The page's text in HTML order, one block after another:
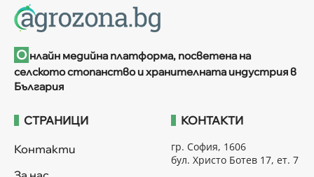
О нлайн медийна платформа, посветена на
селското стопанство и хранителната индустрия в
България
СТРАНИЦИ
Контакти
КОНТАКТИ
гр. София, 1606
бул. Христо Ботев 17, ет. 7